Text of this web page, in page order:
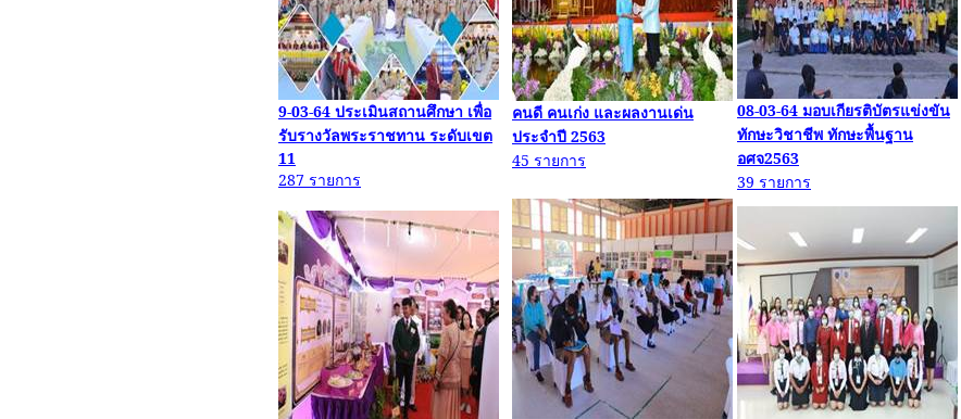
9-03-64 ประเมินสถานศึกษา เพื่อ
รับรางวัลพระราชทาน ระดับเขต
11
287 รายการ
คนดี คนเก่ง และผลงานเด่น
ประจำปี 2563
45 รายการ
08-03-64 มอบเกียรติบัตรแข่งขัน
ทักษะวิชาชีพ ทักษะพื้นฐาน
อศจ2563
39 รายการ